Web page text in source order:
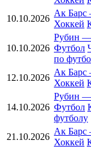
10.10.2026
Ак Барс
Хоккей
10.10.2026
Рубин —
Футбол
по
12.10.2026
Ак Барс
Хоккей
14.10.2026
Рубин —
Футбол
футболу
21.10.2026
Ак Барс
Хоккей